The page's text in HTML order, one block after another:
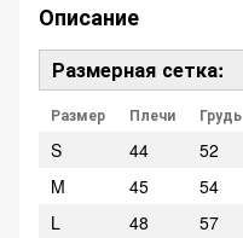
Описание
Размерная сетка:
Размер Плечи Грудь
S 44 52
M
45 54
L
48 57